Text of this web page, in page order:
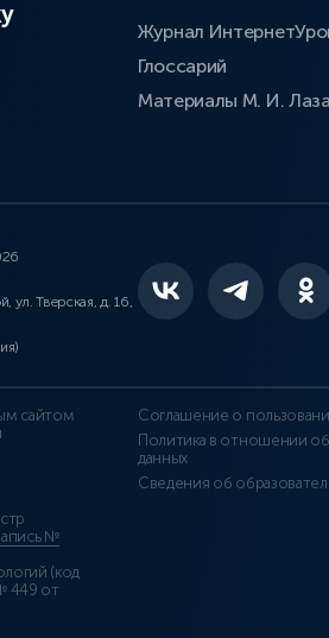
Журнал
Глоссарий
Материалы М. И.
ул. Тверская, д. 16,
сайтом
№
(код
449 от
Соглашение о
Политика в отношении
данных
Сведения об